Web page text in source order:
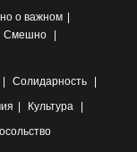
о важном
Смешно
Солидарность
Культура